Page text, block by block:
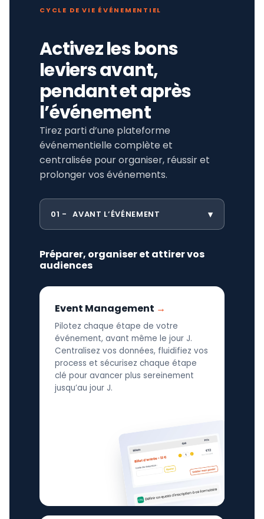
CYCLE DE VIE ÉVÉNEMENTIEL
Activez les bons
leviers avant,
pendant et après
l’événement
Tirez parti d’une plateforme
événementielle complète et
centralisée pour organiser, réussir et
prolonger vos événements.
01 AVANT L’ÉVÉNEMENT
Préparer, organiser et attirer vos
audiences
Event Management
Pilotez chaque étape de votre
événement, avant même le jour J.
Centralisez vos données, fluidifiez vos
process et sécurisez chaque étape
clé pour avancer plus sereinement
jusqu’au jour J.